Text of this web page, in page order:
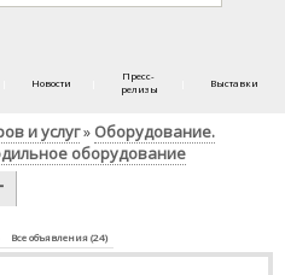
Новости
Пресс-
релизы
Выставки
и услуг» Оборудование.
оборудование
Все объявления (24)